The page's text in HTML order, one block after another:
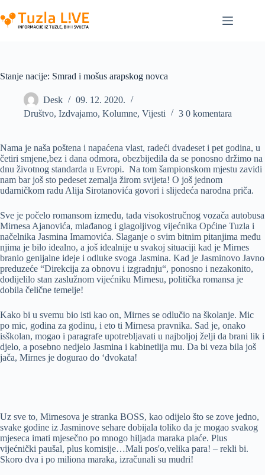
to
content
Stanje nacije: Smrad i mošus arapskog novca
Desk
09. 12. 2020.
Društvo, Izdvajamo, Kolumne, Vijesti 3 0 komentara
Nama je naša poštena i napaćena vlast, radeći dvadeset i pet godina, u
četiri smjene,bez i dana odmora, obezbijedila da se ponosno držimo na
dnu životnog standarda u Evropi. Na tom šampionskom mjestu zavidi
nam bar još sto pedeset zemalja žirom svijeta! O još jednom
udarničkom radu Alija Sirotanovića govori i slijedeća narodna priča.
Sve je počelo romansom između, tada visokostručnog vozača autobusa
Mirnesa Ajanovića, mlađanog i glagoljivog vijećnika Općine Tuzla i
načelnika Jasmina Imamovića. Slaganje o svim bitnim pitanjima među
njima je bilo idealno, a još idealnije u svakoj situaciji kad je Mirnes
branio genijalne ideje i odluke svoga Jasmina. Kad je Jasminovo Javno
preduzeće “Direkcija za obnovu i izgradnju“, ponosno i nezakonito,
dodijelilo stan zaslužnom vijećniku Mirnesu, politička romansa je
dobila čelične temelje!
Kako bi u svemu bio isti kao on, Mirnes se odlučio na školanje. Mic
po mic, godina za godinu, i eto ti Mirnesa pravnika. Sad je, onako
isškolan, mogao i paragrafe upotrebljavati u najboljoj želji da brani lik i
djelo, a posebno nedjelo Jasmina i kabinetlija mu. Da bi veza bila još
jača, Mirnes je dogurao do ‘dvokata!
Uz sve to, Mirnesova je stranka BOSS, kao odijelo što se zove jedno,
svake godine iz Jasminove sehare dobijala toliko da je mogao svakog
mjeseca imati mjesečno po mnogo hiljada maraka plaće. Plus
vijećnički paušal, plus komisije…Mali pos'o,velika para! – rekli bi.
Skoro dva i po miliona maraka, izračunali su mudri!